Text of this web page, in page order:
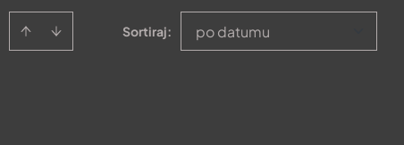
Sortiraj: po datumu